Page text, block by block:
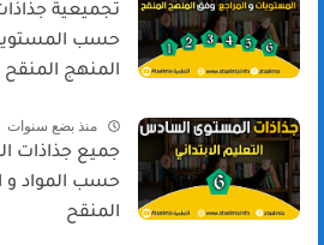
تجميعية
حسب
المنهج المنقح
منذ بضع سنوات
جميع جذاذات
حسب المواد و
المنقح